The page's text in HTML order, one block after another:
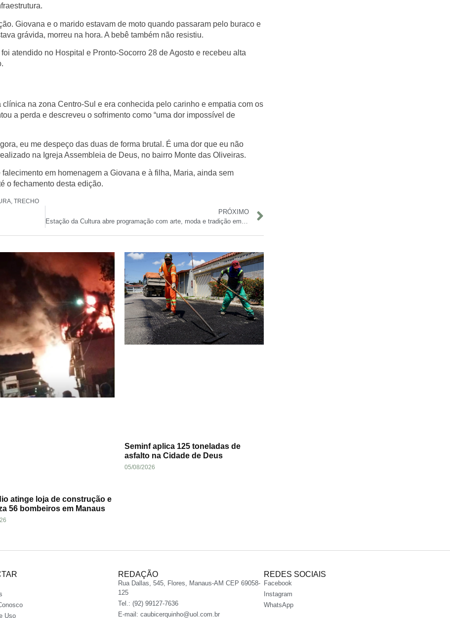
Giovana e o marido estavam de moto quando passaram pelo buraco e
grávida, morreu na hora. A bebê também não resistiu.
atendido no Hospital e Pronto-Socorro 28 de Agosto e recebeu alta
na zona Centro-Sul e era conhecida pelo carinho e empatia com os
a perda e descreveu o sofrimento como “uma dor impossível de
eu me despeço das duas de forma brutal. É uma dor que eu não
na Igreja Assembleia de Deus, no bairro Monte das Oliveiras.
em homenagem a Giovana e à filha, Maria, ainda sem
o fechamento desta edição.
TRECHO
PRÓXIMO
Estação da Cultura abre programação com arte, moda e tradição em Parintins
atinge loja de construção e
56 bombeiros em Manaus
Seminf aplica 125 toneladas de
asfalto na Cidade de Deus
05/08/2026
Uso
REDAÇÃO
Rua Dallas, 545, Flores, Manaus-AM CEP 69058-
125
Tel.: (92) 99127-7636
E-mail: caubicerquinho@uol.com.br
REDES SOCIAIS
Facebook
Instagram
WhatsApp